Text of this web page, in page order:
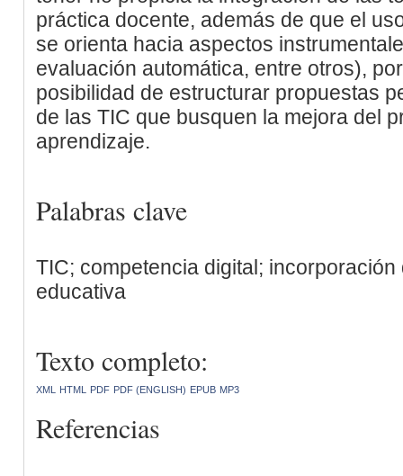
práctica docente, además de que el
se orienta hacia aspectos
evaluación automática, entre otros),
posibilidad de estructurar propuestas
de las TIC que busquen la mejora del
aprendizaje.
Palabras clave
TIC; competencia digital;
educativa
Texto completo:
XML HTML PDF PDF (ENGLISH) EPUB MP3
Referencias